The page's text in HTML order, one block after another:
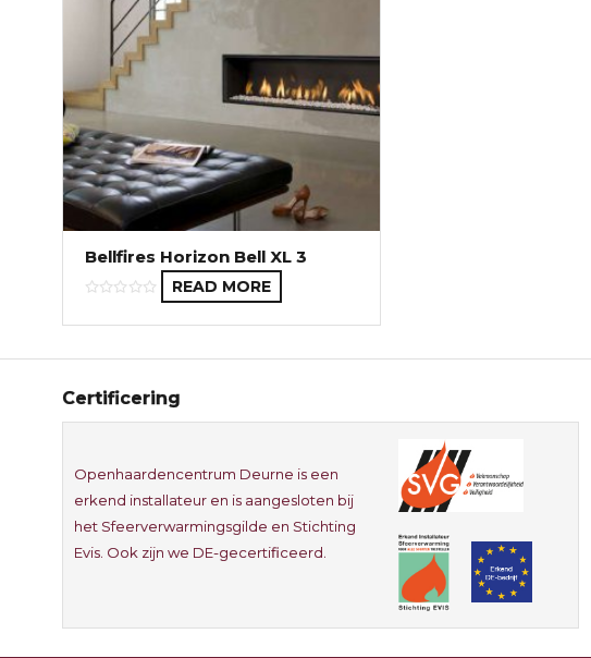
Bellfires Horizon Bell XL 3
READ MORE
Certificering
Openhaardencentrum Deurne is een
erkend installateur en is aangesloten bij
het Sfeerverwarmingsgilde en Stichting
Evis. Ook zijn we DE-gecertificeerd.